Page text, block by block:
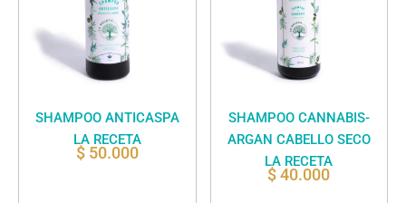
SHAMPOO ANTICASPA
LA RECETA
$50.000
SHAMPOO CANNABIS-
ARGAN CABELLO SECO
LA RECETA
$40.000